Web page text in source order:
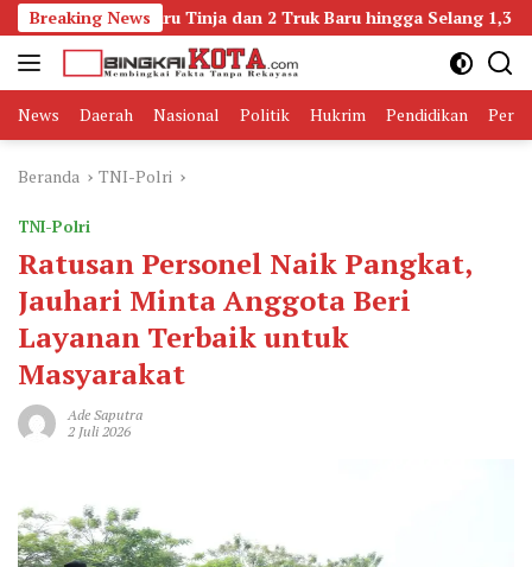
Langsung
ke
konten
Breaking NewsTinja dan 2 Truk Baru hingga Selang 1,3 Kilometer
News Daerah Nasional Politik Hukrim Pendidikan
Beranda TNI-Polri
TNI-Polri
Ratusan Personel Naik Pangkat,
Jauhari Minta Anggota Beri
Layanan Terbaik untuk
Masyarakat
Ade Saputra
2 Juli 2026